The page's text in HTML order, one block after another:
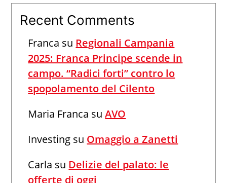
Recent Comments
Franca su Regionali Campania
2025: Franca Principe scende in
campo. “Radici forti” contro lo
spopolamento del Cilento
Maria Franca suAVO
Investing su Omaggio a Zanetti
Carla su Delizie del palato: le
offerte di oggi